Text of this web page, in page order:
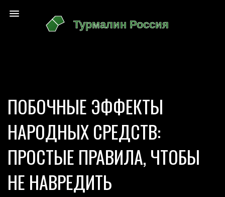
ПОБОЧНЫЕ ЭФФЕКТЫ
НАРОДНЫХ СРЕДСТВ:
ПРОСТЫЕ ПРАВИЛА, ЧТОБЫ
НЕ НАВРЕДИТЬ